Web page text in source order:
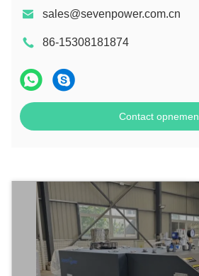
sales@sevenpower.com.cn
86-15308181874
Contact opnemen